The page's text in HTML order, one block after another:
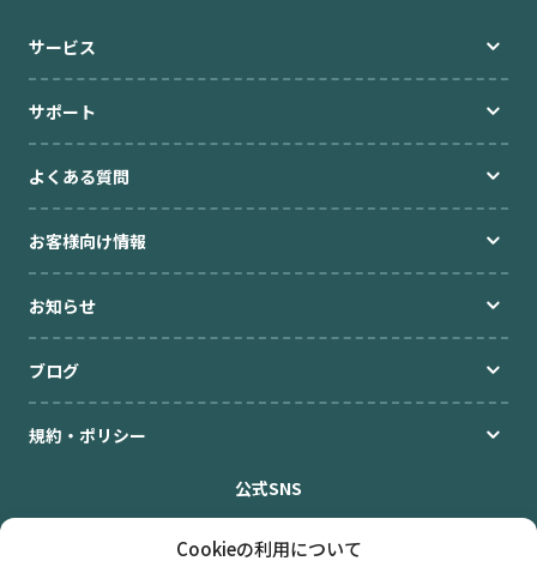
Cookieの利用について
サービス
サポート
よくある質問
お客様向け情報
お知らせ
ブログ
規約・ポリシー
公式SNS